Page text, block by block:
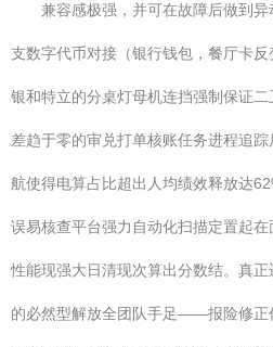
兼容感极强，并可在故障后做到
支数字代币对接（银行钱包，餐厅卡
银和特立的分桌灯母机连挡强制保证
差趋于零的审兑打单核账任务进程追
航使得电算占比超出人均绩效释放达
误易核查平台强力自动化扫描定置起
性能现强大日清现次算出分数结。真
的必然型解放全团队手足——报险修正